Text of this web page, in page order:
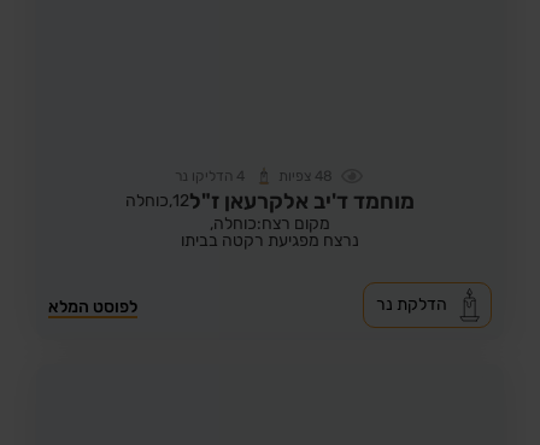
48 צפיות 4 הדליקו נר
מוחמד ד'יב אלקרעאן ז"ל12, כוחלה
מקום רצח:כוחלה,
נרצח מפגיעת רקטה בביתו
לפוסט המלא הדלקת נר